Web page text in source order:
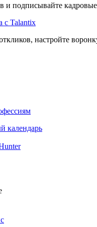
и подписывайте
с Talantix
настройте
календарь